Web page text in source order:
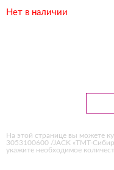
Нет в наличии
На этой странице вы можете
3053100600 /JACK «ТМТ-
укажите необходимое